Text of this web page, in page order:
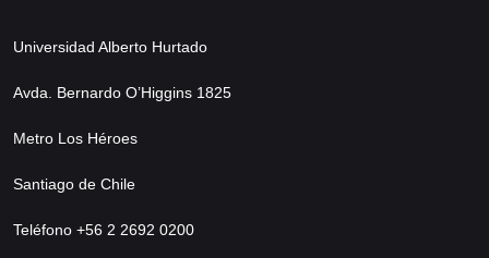
Universidad Alberto Hurtado
Avda. Bernardo O’Higgins 1825
Metro Los Héroes
Santiago de Chile
Teléfono +56 2 2692 0200